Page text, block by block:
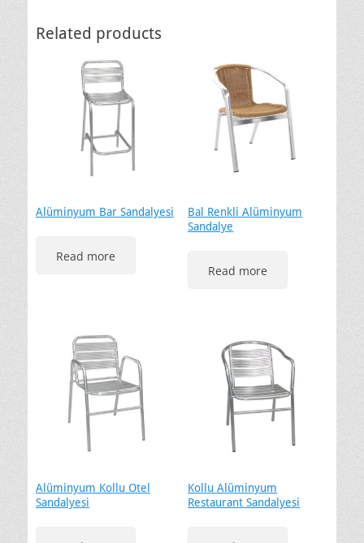
Related products
Alüminyum Bar Sandalyesi
Read more
Bal Renkli Alüminyum
Sandalye
Read more
Alüminyum Kollu Otel
Sandalyesi
Kollu Alüminyum
Restaurant Sandalyesi